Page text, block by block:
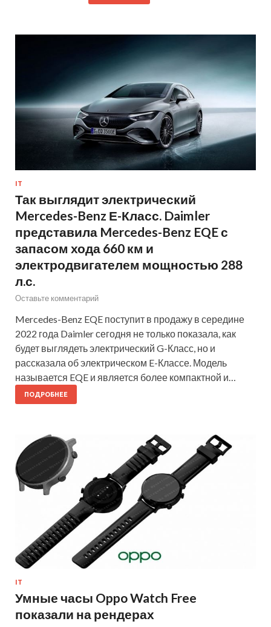
IT
Так выглядит электрический
Mercedes-Benz Е-Класс. Daimler
представила Mercedes-Benz EQE с
запасом хода 660 км и
электродвигателем мощностью 288
л.с.
Оставьте комментарий
Mercedes-Benz EQE поступит в продажу в середине
2022 года Daimler сегодня не только показала, как
будет выглядеть электрический G-Класс, но и
рассказала об электрическом E-Классе. Модель
называется EQE и является более компактной и…
ПОДРОБНЕЕ
IT
Умные часы Oppo Watch Free
показали на рендерах